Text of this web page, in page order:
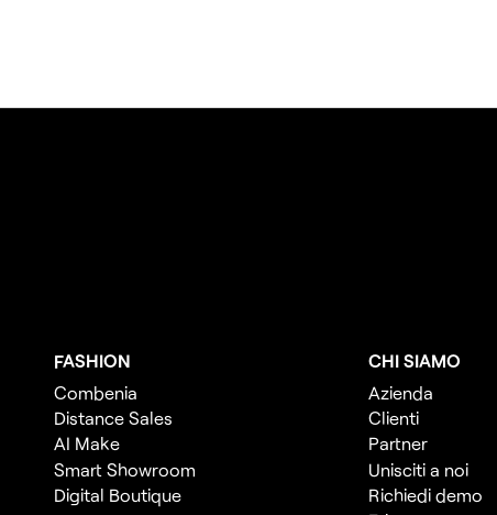
FASHION
Combenia
Distance Sales
AI Make
Smart Showroom
Digital Boutique
CHI SIAMO
Azienda
Clienti
Partner
Unisciti a noi
Richiedi demo